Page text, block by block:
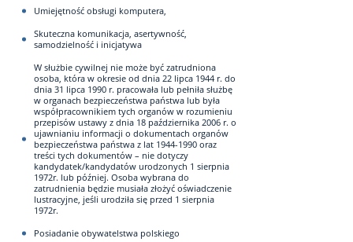
Umiejętność obsługi komputera,
Skuteczna komunikacja, asertywność,
samodzielność i inicjatywa
W służbie cywilnej nie może być zatrudniona
osoba, która w okresie od dnia 22 lipca 1944 r. do
dnia 31 lipca 1990 r. pracowała lub pełniła służbę
w organach bezpieczeństwa państwa lub była
współpracownikiem tych organów w rozumieniu
przepisów ustawy z dnia 18 października 2006 r. o
ujawnianiu informacji o dokumentach organów
bezpieczeństwa państwa z lat 1944-1990 oraz
treści tych dokumentów – nie dotyczy
kandydatek/kandydatów urodzonych 1 sierpnia
1972r. lub później. Osoba wybrana do
zatrudnienia będzie musiała złożyć oświadczenie
lustracyjne, jeśli urodziła się przed 1 sierpnia
1972r.
Posiadanie obywatelstwa polskiego